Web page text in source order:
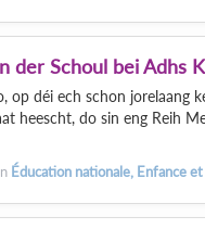
der Schoul bei Adhs
op déi ech schon jorelaang
heescht, do sin eng Reih
Éducation nationale, Enfance